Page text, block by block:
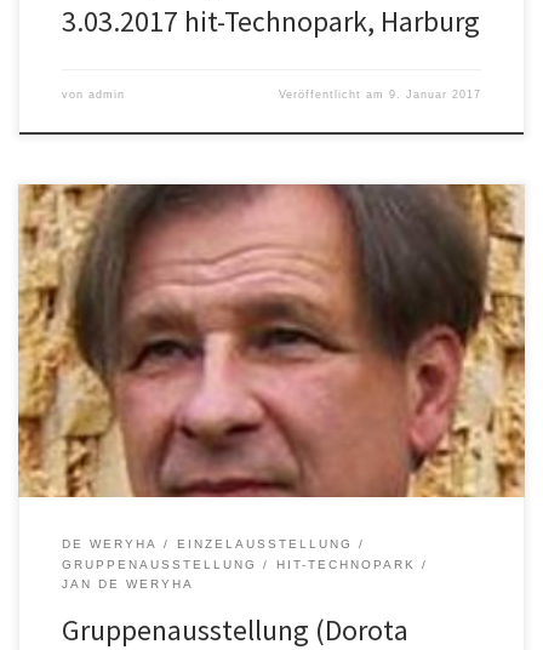
3.03.2017 hit-Technopark, Harburg
von admin Veröffentlicht am9. Januar 2017
4. November – 6. Januar 2017 (Vernissage 18. November, 18 Uhr)
Gruppenausstellung (Dorota Albers, Carmen Hillers, Claudia
Hoffmann, Ives Rasch, Jan de Weryha) 9. Januar – 3. März 2017
Einzelausstellung (de Weryha- Holzobjekte) hit-Technopark,
Harburg Kunst verbindet … Holz und Ton https://www.hit-
technopark.de/hit_art.htm
DE WERYHA
EINZELAUSSTELLUNG
GRUPPENAUSSTELLUNG
HIT-TECHNOPARK
JAN DE WERYHA
Gruppenausstellung (Dorota